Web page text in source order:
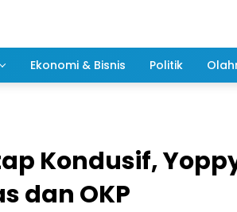
Ekonomi & Bisnis Politik
Kondusif,
dan OKP